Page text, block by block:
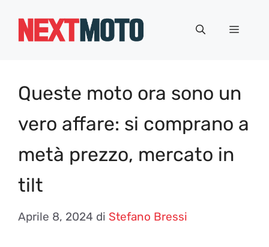
Menu
Queste moto ora sono un
vero affare: si comprano a
metà prezzo, mercato in
tilt
Aprile 8, 2024 di Stefano Bressi